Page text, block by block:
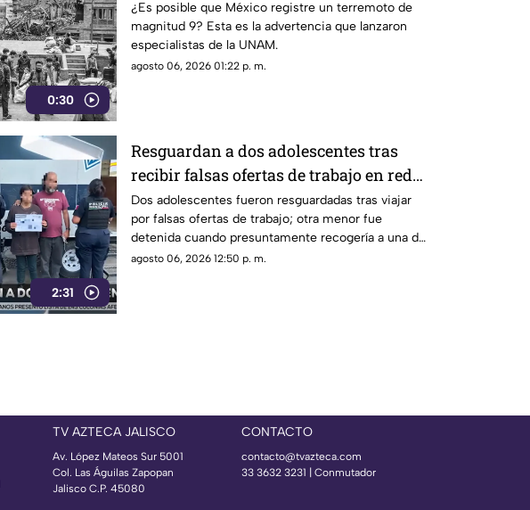
0:30
podría registrarse en México
¿Es posible que México registre un terremoto de
magnitud 9? Esta es la advertencia que lanzaron
especialistas de la UNAM.
agosto 06, 2026 01:22 p. m.
2:31
Resguardan a dos adolescentes tras
recibir falsas ofertas de trabajo en redes
sociales
Dos adolescentes fueron resguardadas tras viajar
por falsas ofertas de trabajo; otra menor fue
detenida cuando presuntamente recogería a una de
ellas
agosto 06, 2026 12:50 p. m.
TV AZTECA JALISCO
Av. López Mateos Sur 5001
Col. Las Águilas Zapopan
Jalisco C.P. 45080
CONTACTO
contacto@tvazteca.com
33 3632 3231 | Conmutador